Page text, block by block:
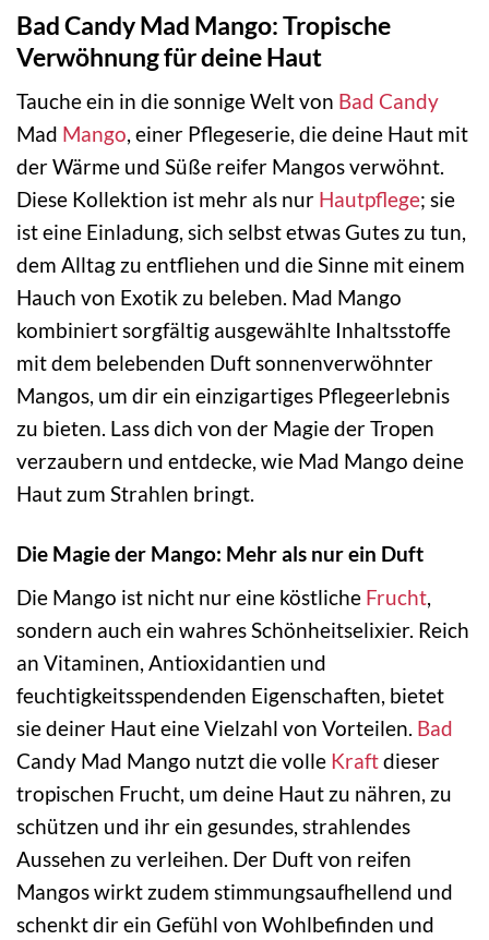
Bad Candy Mad Mango: Tropische
Verwöhnung für deine Haut
Tauche ein in die sonnige Welt von Bad Candy
Mad Mango, einer Pflegeserie, die deine Haut mit
der Wärme und Süße reifer Mangos verwöhnt.
Diese Kollektion ist mehr als nur Hautpflege; sie
ist eine Einladung, sich selbst etwas Gutes zu tun,
dem Alltag zu entfliehen und die Sinne mit einem
Hauch von Exotik zu beleben. Mad Mango
kombiniert sorgfältig ausgewählte Inhaltsstoffe
mit dem belebenden Duft sonnenverwöhnter
Mangos, um dir ein einzigartiges Pflegeerlebnis
zu bieten. Lass dich von der Magie der Tropen
verzaubern und entdecke, wie Mad Mango deine
Haut zum Strahlen bringt.
Die Magie der Mango: Mehr als nur ein Duft
Die Mango ist nicht nur eine köstliche Frucht
sondern auch ein wahres Schönheitselixier. Reich
an Vitaminen, Antioxidantien und
feuchtigkeitsspendenden Eigenschaften, bietet
sie deiner Haut eine Vielzahl von Vorteilen. Bad
Candy Mad Mango nutzt die volle Kraftdieser
tropischen Frucht, um deine Haut zu nähren, zu
schützen und ihr ein gesundes, strahlendes
Aussehen zu verleihen. Der Duft von reifen
Mangos wirkt zudem stimmungsaufhellend und
schenkt dir ein Gefühl von Wohlbefinden und